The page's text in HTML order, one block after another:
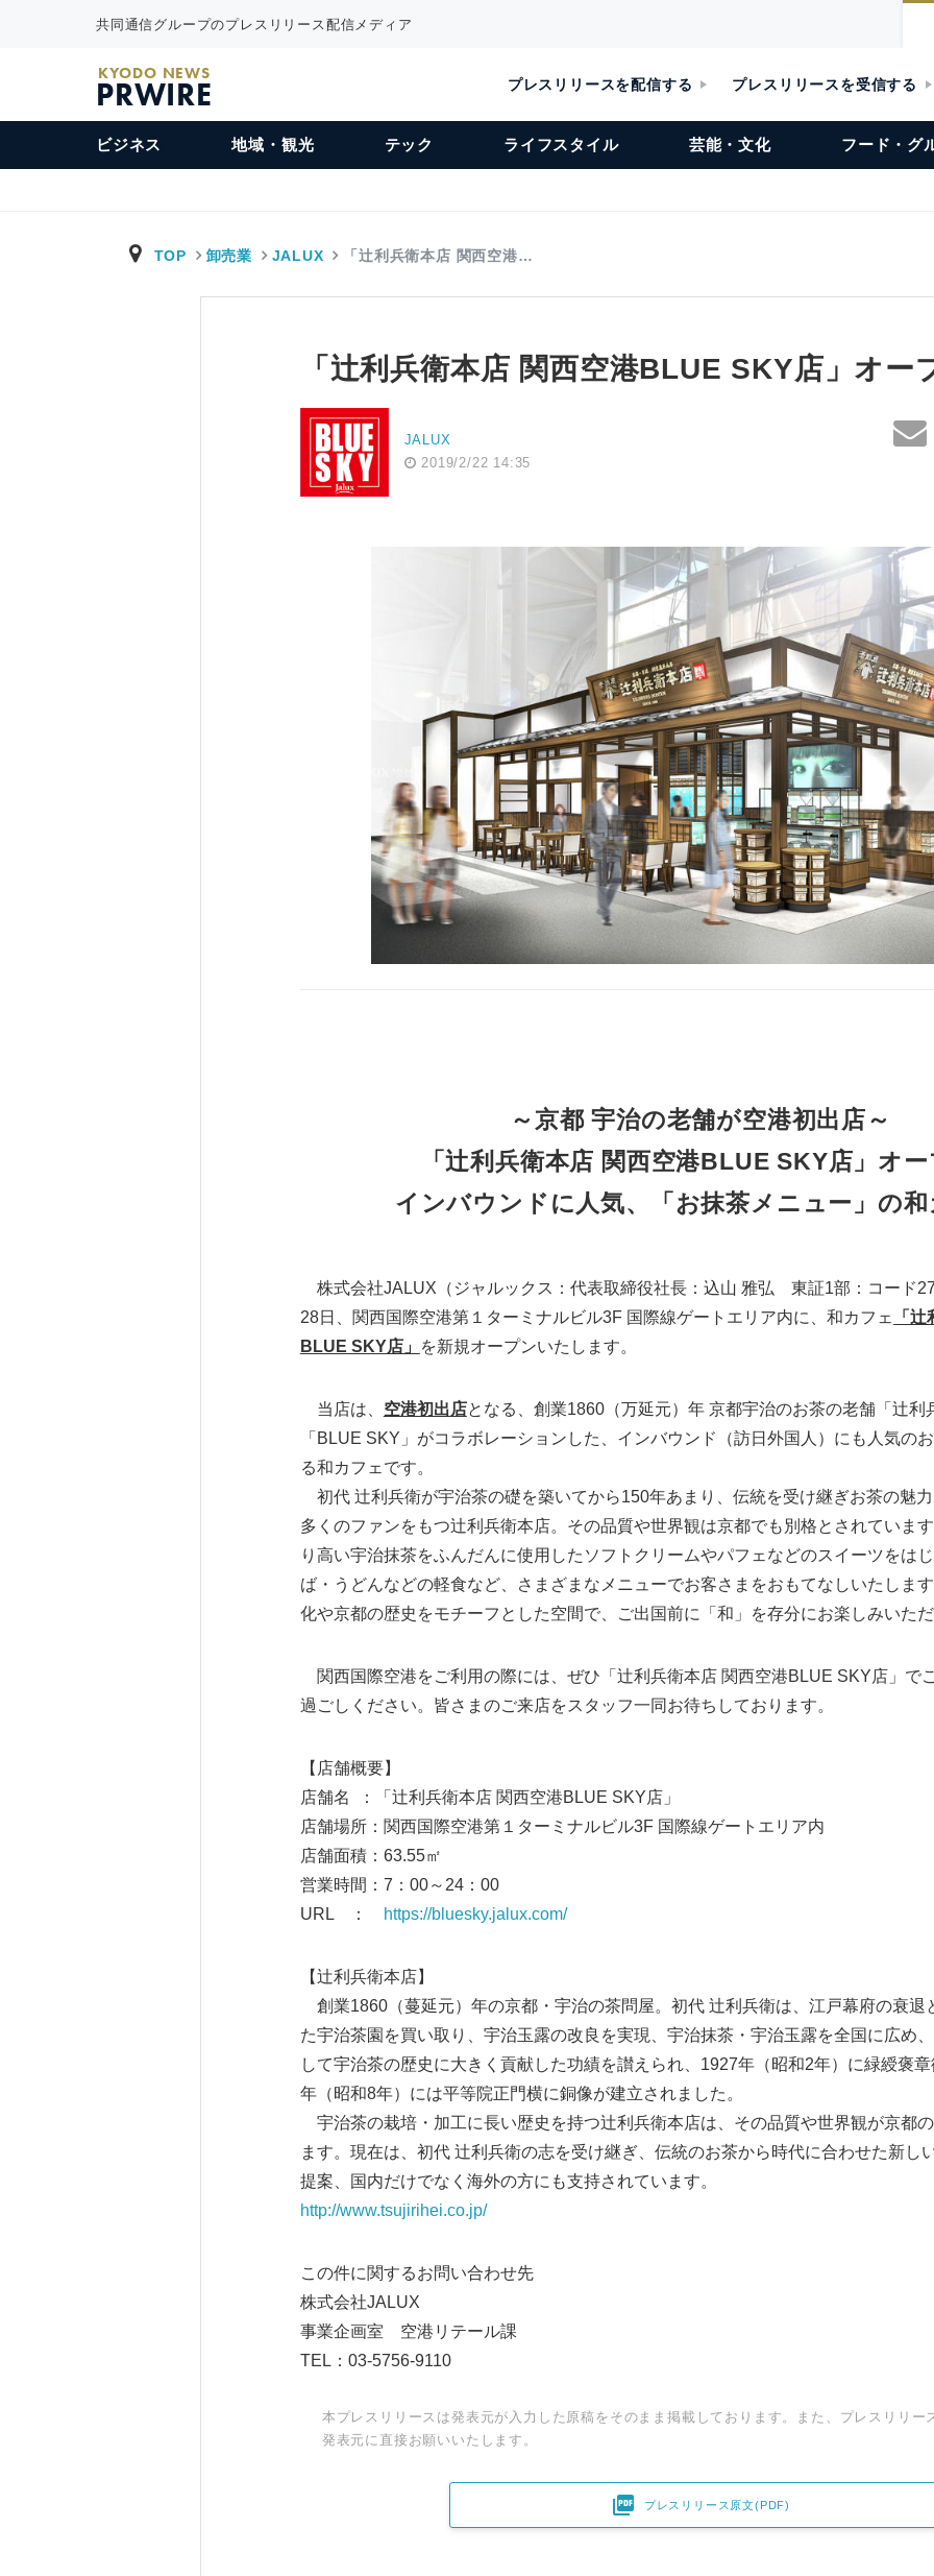
共同通信グループのプレスリリース配信メディア
KYODO NEWS
PRWIRE プレスリリースを配信する プレスリリースを受信する
ビジネス 地域・観光 テック ライフスタイル 芸能・文化 フード・グ
TOP 卸売業 JALUX 「辻利兵衛本店 関西空港…
「辻利兵衛本店 関西空港BLUE SKY店」オー
JALUX
2019/2/22 14:35
～京都 宇治の老舗が空港初出店～
「辻利兵衛本店 関西空港BLUE SKY店」オ
インバウンドに人気、「お抹茶メニュー」の和
株式会社JALUX（ジャルックス：代表取締役社長：込山 雅弘 東証1部：コード
28日、関西国際空港第１ターミナルビル3F 国際線ゲートエリア内に、和カフェ
「
BLUE SKY店」
を新規オープンいたします。
当店は、 空港初出店となる、創業1860（万延元）年 京都宇治のお茶の老舗「辻利
「BLUE SKY」がコラボレーションした、インバウンド（訪日外国人）にも人気の
る和カフェです。
初代 辻利兵衛が宇治茶の礎を築いてから150年あまり、伝統を受け継ぎお茶の魅
多くのファンをもつ辻利兵衛本店。その品質や世界観は京都でも別格とされていま
り高い宇治抹茶をふんだんに使用したソフトクリームやパフェなどのスイーツをは
ば・うどんなどの軽食など、さまざまなメニューでお客さまをおもてなしいたしま
化や京都の歴史をモチーフとした空間で、ご出国前に「和」を存分にお楽しみいただ
関西国際空港をご利用の際には、ぜひ「辻利兵衛本店 関西空港BLUE SKY店」で
過ごしください。皆さまのご来店をスタッフ一同お待ちしております。
【店舗概要】
店舗名 ：「辻利兵衛本店 関西空港BLUE SKY店」
店舗場所：関西国際空港第１ターミナルビル3F 国際線ゲートエリア内
店舗面積：63.55㎡
営業時間：7：00～24：00
URL ：
https://bluesky.jalux.com/
【辻利兵衛本店】
創業1860（蔓延元）年の京都・宇治の茶問屋。初代 辻利兵衛は、江戸幕府の衰退
た宇治茶園を買い取り、宇治玉露の改良を実現、宇治抹茶・宇治玉露を全国に広め
して宇治茶の歴史に大きく貢献した功績を讃えられ、1927年（昭和2年）に緑綬褒
年（昭和8年）には平等院正門横に銅像が建立されました。
宇治茶の栽培・加工に長い歴史を持つ辻利兵衛本店は、その品質や世界観が京都
ます。現在は、初代 辻利兵衛の志を受け継ぎ、伝統のお茶から時代に合わせた新し
提案、国内だけでなく海外の方にも支持されています。
http://www.tsujirihei.co.jp/
この件に関するお問い合わせ先
株式会社JALUX
事業企画室 空港リテール課
TEL：03-5756-9110
本プレスリリースは発表元が入力した原稿をそのまま掲載しております。また、プレスリリー
発表元に直接お願いいたします。
 プレスリリース原文(PDF)
Japanese